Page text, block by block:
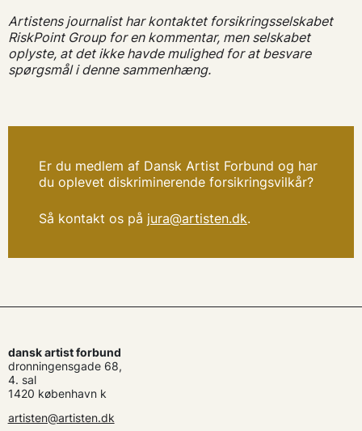
Artistens journalist har kontaktet forsikringsselskabet
RiskPoint Group for en kommentar, men selskabet
oplyste, at det ikke havde mulighed for at besvare
spørgsmål i denne sammenhæng.
Er du medlem af Dansk Artist Forbund og har
du oplevet diskriminerende forsikringsvilkår?
Så kontakt os på jura@artisten.dk.
dansk artist forbund
dronningensgade 68,
4. sal
1420 københavn k
artisten@artisten.dk